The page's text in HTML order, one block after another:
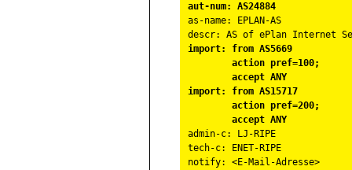
aut-num: AS24884
as-name: EPLAN-AS
descr: AS of ePlan Internet
import: from AS5669
action pref=100;
accept ANY
import: from AS15717
action pref=200;
accept ANY
admin-c: LJ-RIPE
tech-c: ENET-RIPE
notify: <E-Mail-Adresse>